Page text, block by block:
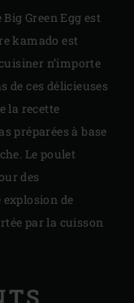
Green Egg est
kamado est
n’importe
de ces délicieuses
la recette
préparées à base
Le poulet
des
de
par la cuisson